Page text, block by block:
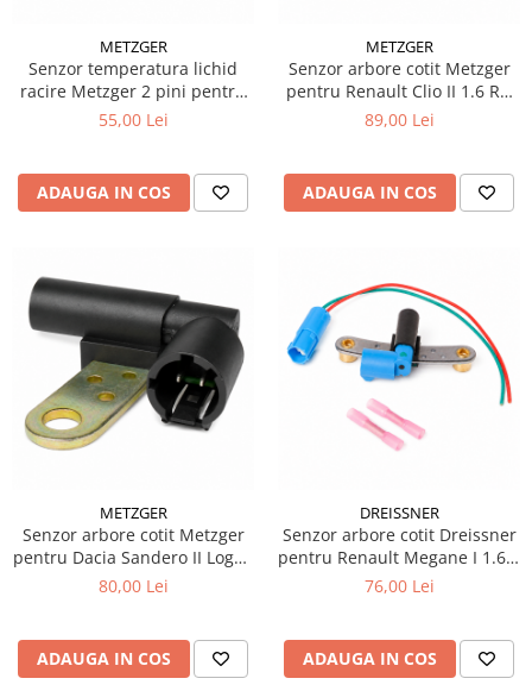
METZGER
Senzor temperatura lichid
racire Metzger 2 pini pentru
Ford Focus I 1.4 1.6 16V
55,00 Lei
ADAUGA IN COS
METZGER
Senzor arbore cotit Metzger
pentru Renault Clio II 1.6 RN
RT 66 kW
89,00 Lei
ADAUGA IN COS
METZGER
Senzor arbore cotit Metzger
pentru Dacia Sandero II Logan
II 1.2 si 1.2 LPG
80,00 Lei
ADAUGA IN COS
DREISSNER
Senzor arbore cotit Dreissner
pentru Renault Megane I 1.6 e
66 kW
76,00 Lei
ADAUGA IN COS